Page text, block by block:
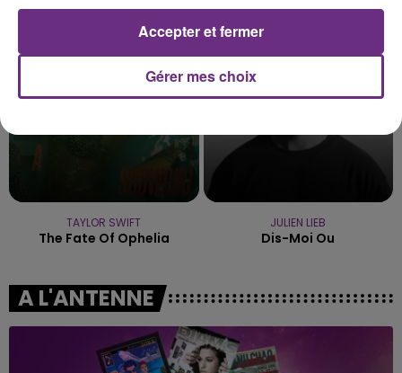
TAYLOR SWIFT
The Fate Of Ophelia
12h09
12h09
JULIEN LIEB
Dis-Moi Ou
A L'ANTENNE
Gérer mes choix
Accepter et fermer